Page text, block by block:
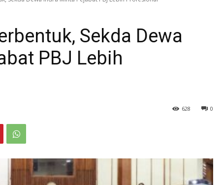
Sekda Dewa
PBJ Lebih
0
628